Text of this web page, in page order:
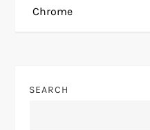
t
a
Chrome
SEARCH